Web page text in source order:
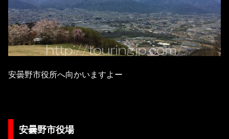
安曇野市役所へ向かいますよー
安曇野市役場